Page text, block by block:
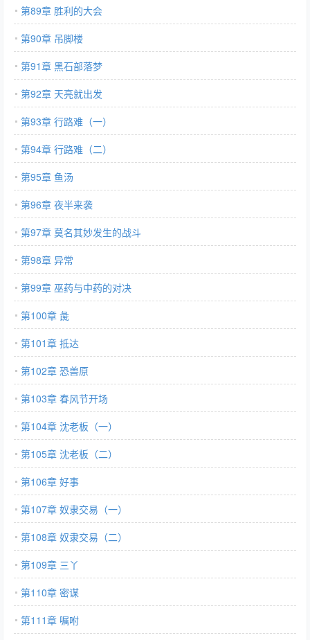
第89章 胜利的大会
第90章 吊脚楼
第91章 黑石部落梦
第92章 天亮就出发
第93章 行路难（一）
第94章 行路难（二）
第95章 鱼汤
第96章 夜半来袭
第97章 莫名其妙发生的战斗
第98章 异常
第99章 巫药与中药的对决
第100章 彘
第101章 抵达
第102章 恐兽原
第103章 春风节开场
第104章 沈老板（一）
第105章 沈老板（二）
第106章 好事
第107章 奴隶交易（一）
第108章 奴隶交易（二）
第109章 三丫
第110章 密谋
第111章 嘱咐